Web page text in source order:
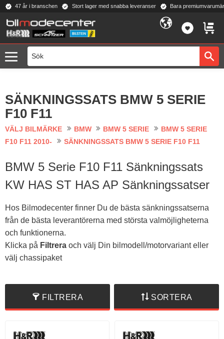
Meny
47 år i branschen Stort lager med snabba leveranser Bara
SÄNKNINGSSATS BMW 5 SERIE
F10 F11
VÄLJ BILMÄRKE BMW BMW 5 SERIE
BMW 5 SERIE
F10 F11 2010-
SÄNKNINGSSATS BMW 5 SERIE F10 F11
BMW 5 Serie F10 F11 Sänkningssats
KW HAS ST HAS AP Sänkningssatser
Hos Bilmodecenter finner Du de bästa sänkningssatserna
från de bästa leverantörerna med största valmöjligheterna
och funktionerna.
Klicka på Filtrera och välj Din bilmodell/motorvariant eller
välj chassipaket
FILTRERA SORTERA